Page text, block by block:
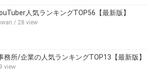
人気ランキングTOP56【最新版】
/ 28 view
務所/企業の人気ランキングTOP13【最新版】
view